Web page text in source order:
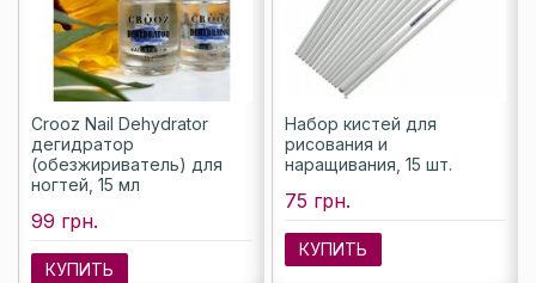
Crooz Nail Dehydrator
дегидратор
(обезжириватель) для
ногтей, 15 мл
99 грн.
КУПИТЬ
Набор кистей для
рисования и
наращивания, 15 шт.
75 грн.
КУПИТЬ